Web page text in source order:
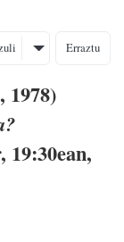
Erraztu
19:30ean,